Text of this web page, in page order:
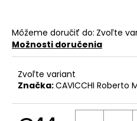
Môžeme doručiť do: Zvoľte
Možnosti doručenia
Zvoľte variant
Značka:CAVICCHI Roberto
e